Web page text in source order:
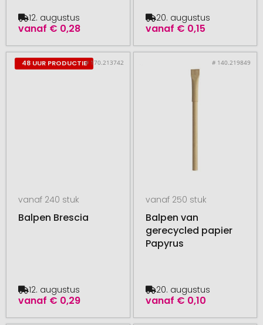
vanaf € 0,28
12. augustus
vanaf € 0,15
20. augustus
48 UUR PRODUCTIE# 170.213742
vanaf 240 stuk
Balpen Brescia
vanaf € 0,29
12. augustus
# 140.219849
vanaf 250 stuk
Balpen van
gerecycled papier
Papyrus
vanaf € 0,10
20. augustus